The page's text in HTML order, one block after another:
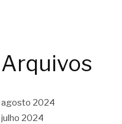
Arquivos
agosto 2024
julho 2024